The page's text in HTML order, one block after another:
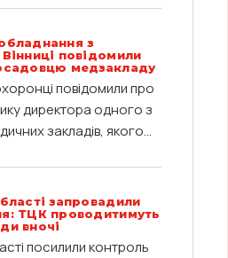
з
повідомили
медзакладу
повідомили про
директора одного з
закладів, якого...
запровадили
ТЦК проводитимуть
вночі
посилили контроль